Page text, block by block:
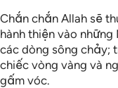
Chắn chắn Allah sẽ
hành thiện vào
các dòng sông chảy;
chiếc vòng vàng và
gấm vóc.